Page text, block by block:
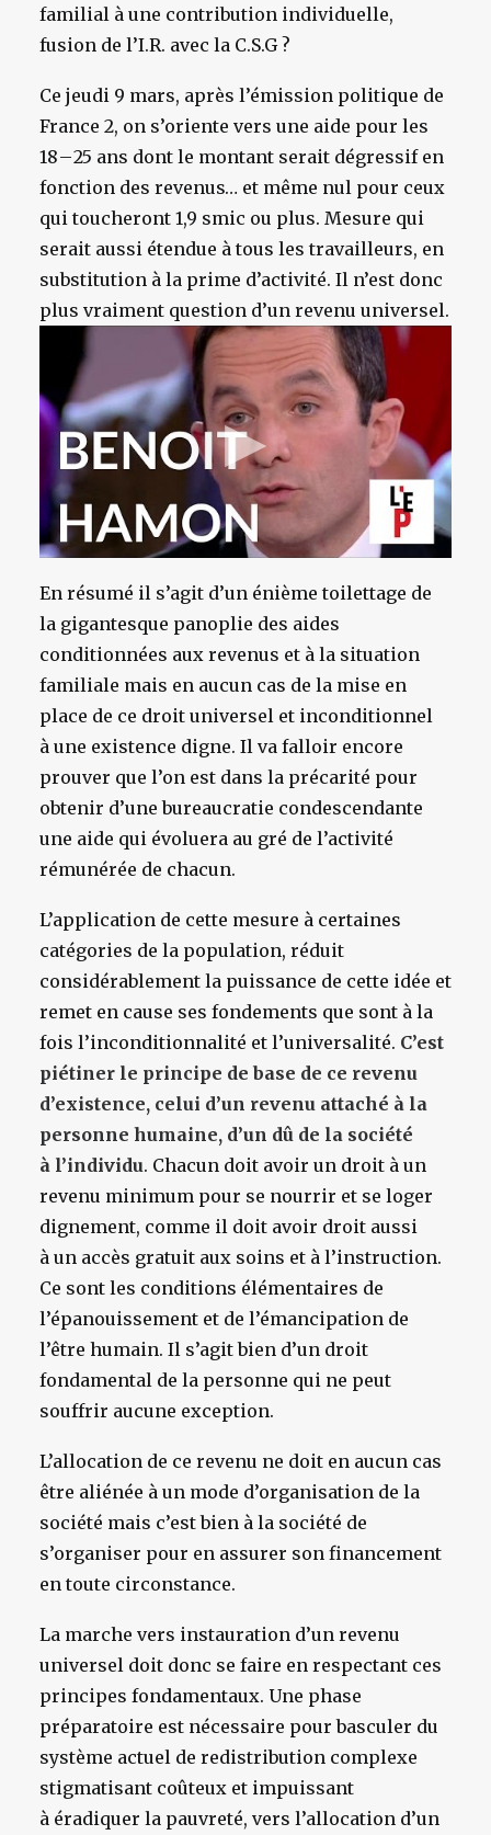
familial à une contribution individuelle,
fusion de l’I.R. avec la C.S.G ?
Ce jeudi 9 mars, après l’émission politique de
France 2, on s’oriente vers une aide pour les
18 – 25 ans dont le montant serait dégressif en
fonction des revenus… et même nul pour ceux
qui toucheront 1,9 smic ou plus. Mesure qui
serait aussi étendue à tous les travailleurs, en
substitution à la prime d’activité. Il n’est donc
plus vraiment question d’un revenu universel.
En résumé il s’agit d’un énième toilettage de
la gigantesque panoplie des aides
conditionnées aux revenus et à la situation
familiale mais en aucun cas de la mise en
place de ce droit universel et inconditionnel
à une existence digne. Il va falloir encore
prouver que l’on est dans la précarité pour
obtenir d’une bureaucratie condescendante
une aide qui évoluera au gré de l’activité
rémunérée de chacun.
L’application de cette mesure à certaines
catégories de la population, réduit
considérablement la puissance de cette idée et
remet en cause ses fondements que sont à la
fois l’inconditionnalité et l’universalité. C’est
piétiner le principe de base de ce revenu
d’existence, celui d’un revenu attaché à la
personne humaine, d’un dû de la société
à l’individu. Chacun doit avoir un droit à un
revenu minimum pour se nourrir et se loger
dignement, comme il doit avoir droit aussi
à un accès gratuit aux soins et à l’instruction.
Ce sont les conditions élémentaires de
l’épanouissement et de l’émancipation de
l’être humain. Il s’agit bien d’un droit
fondamental de la personne qui ne peut
souffrir aucune exception.
L’allocation de ce revenu ne doit en aucun cas
être aliénée à un mode d’organisation de la
société mais c’est bien à la société de
s’organiser pour en assurer son financement
en toute circonstance.
La marche vers instauration d’un revenu
universel doit donc se faire en respectant ces
principes fondamentaux. Une phase
préparatoire est nécessaire pour basculer du
système actuel de redistribution complexe
stigmatisant coûteux et impuissant
à éradiquer la pauvreté, vers l’allocation d’un